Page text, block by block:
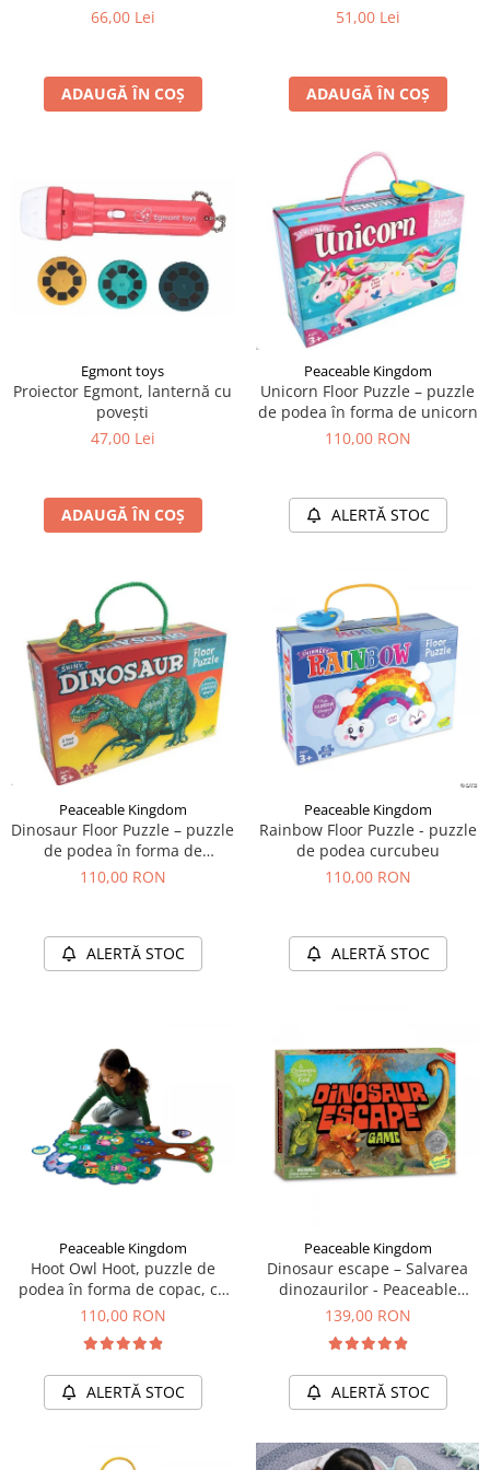
66,00 Lei
ADAUGĂ ÎN COȘ
51,00 Lei
ADAUGĂ ÎN COȘ
Egmont toys
Proiector Egmont, lanternă cu
povești
47,00 Lei
ADAUGĂ ÎN COȘ
Peaceable Kingdom
Unicorn Floor Puzzle – puzzle
de podea în forma de unicorn
110,00 RON
ALERTĂ STOC
Peaceable Kingdom
Dinosaur Floor Puzzle – puzzle
de podea în forma de
dinozaur
110,00 RON
ALERTĂ STOC
Peaceable Kingdom
Rainbow Floor Puzzle - puzzle
de podea curcubeu
110,00 RON
ALERTĂ STOC
Peaceable Kingdom
Hoot Owl Hoot, puzzle de
podea în forma de copac, cu
bufnite
110,00 RON
ALERTĂ STOC
Peaceable Kingdom
Dinosaur escape – Salvarea
dinozaurilor - Peaceable
Kingdom
139,00 RON
ALERTĂ STOC